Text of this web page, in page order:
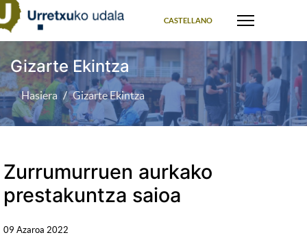
CASTELLANO
Gizarte Ekintza
Hasiera Gizarte Ekintza
Zurrumurruen aurkako
prestakuntza saioa
09 Azaroa 2022